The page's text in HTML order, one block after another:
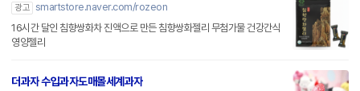
광고 smartstore.naver.com/rozeon
16시간 달인 침향쌍화차 진액으로 만든 침향쌍화젤리 무첨가물 건강간식
영양젤리
더과자 수입과자도매몰세계과자